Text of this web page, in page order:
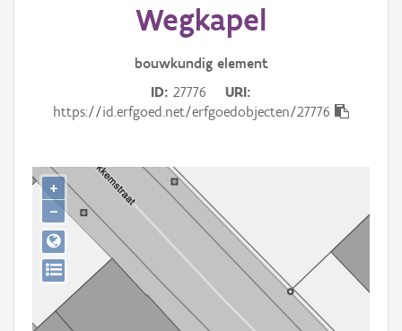
Gebeurtenis
Persoon of collectief
Downloads
Wegkapel
bouwkundig element
ID 27776
URI
https://id.erfgoed.net/erfgoedobjecten/27776
+
−